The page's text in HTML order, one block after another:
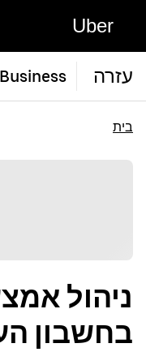
Uber
עזרה
בית
ניהול
בחשבון